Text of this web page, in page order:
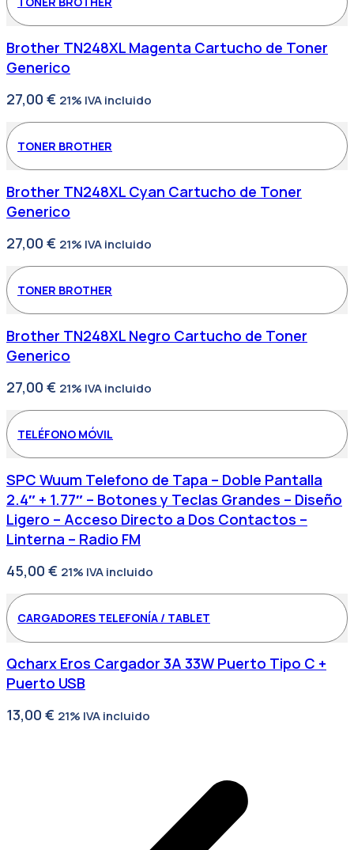
Brother TN248XL Magenta Cartucho de Toner
Generico
27,00 € 21% IVA incluido
TONER BROTHER
Brother TN248XL Cyan Cartucho de Toner
Generico
27,00 € 21% IVA incluido
TONER BROTHER
Brother TN248XL Negro Cartucho de Toner
Generico
27,00 € 21% IVA incluido
TELÉFONO MÓVIL
SPC Wuum Telefono de Tapa – Doble Pantalla
2.4″ + 1.77″ – Botones y Teclas Grandes – Diseño
Ligero – Acceso Directo a Dos Contactos –
Linterna – Radio FM
45,00 € 21% IVA incluido
CARGADORES TELEFONÍA / TABLET
Qcharx Eros Cargador 3A 33W Puerto Tipo C +
Puerto USB
13,00 € 21% IVA incluido